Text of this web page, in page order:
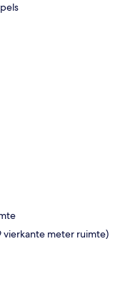
vierkante meter ruimte)